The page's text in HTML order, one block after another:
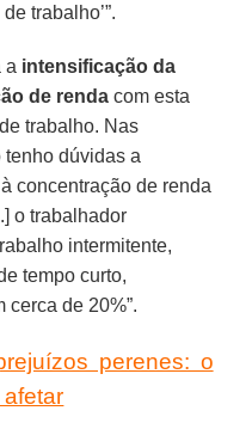
trabalho’”.
a intensificação da
de renda com esta
trabalho. Nas
tenho dúvidas a
concentração de renda
o trabalhador
intermitente,
tempo curto,
cerca de 20%”.
perenes: o